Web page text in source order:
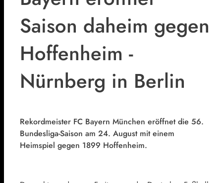
Saison daheim gegen
Hoffenheim -
Nürnberg in Berlin
Rekordmeister FC Bayern München eröffnet die 56.
Bundesliga-Saison am 24. August mit einem
Heimspiel gegen 1899 Hoffenheim.